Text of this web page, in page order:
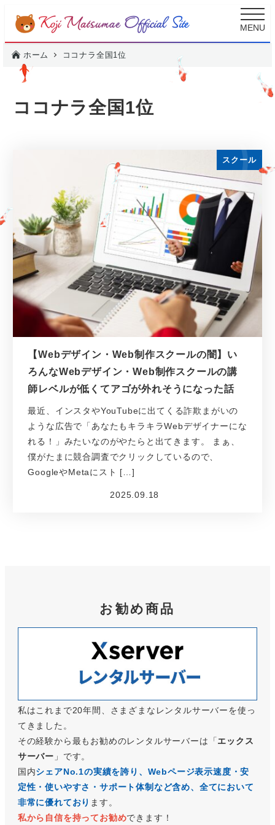
MENU
ホーム ココナラ全国1位
ココナラ全国1位
スクール
【Webデザイン・Web制作スクールの闇】い
ろんなWebデザイン・Web制作スクールの講
師レベルが低くてアゴが外れそうになった話
最近、インスタやYouTubeに出てくる詐欺まがいの
ような広告で「あなたもキラキラWebデザイナーにな
れる！」みたいなのがやたらと出てきます。 まぁ、
僕がたまに競合調査でクリックしているので、
GoogleやMetaにスト […]
投稿日
2025.09.18
お勧め商品
私はこれまで20年間、さまざまなレンタルサーバーを使っ
てきました。
その経験から最もお勧めのレンタルサーバーは「エックス
サーバー 」です。
国内シェアNo.1の実績を誇り、Webページ表示速度・安
定性・使いやすさ・サポート体制など含め、 全てにおいて
非常に優れており ます。
私から自信を持ってお勧めできます！